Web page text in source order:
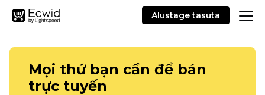
Alustage tasuta
Mọi thứ bạn cần để bán
trực tuyến